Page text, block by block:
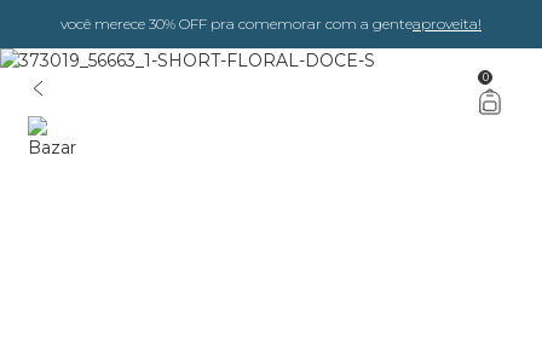
você merece 30% OFF pra comemorar com a genteaproveita!
0